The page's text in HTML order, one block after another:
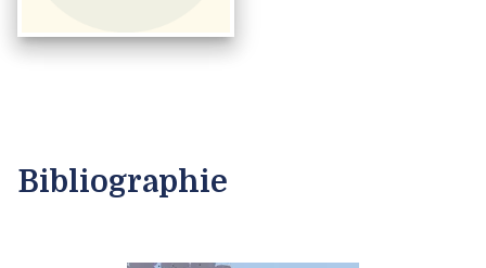
Bibliographie